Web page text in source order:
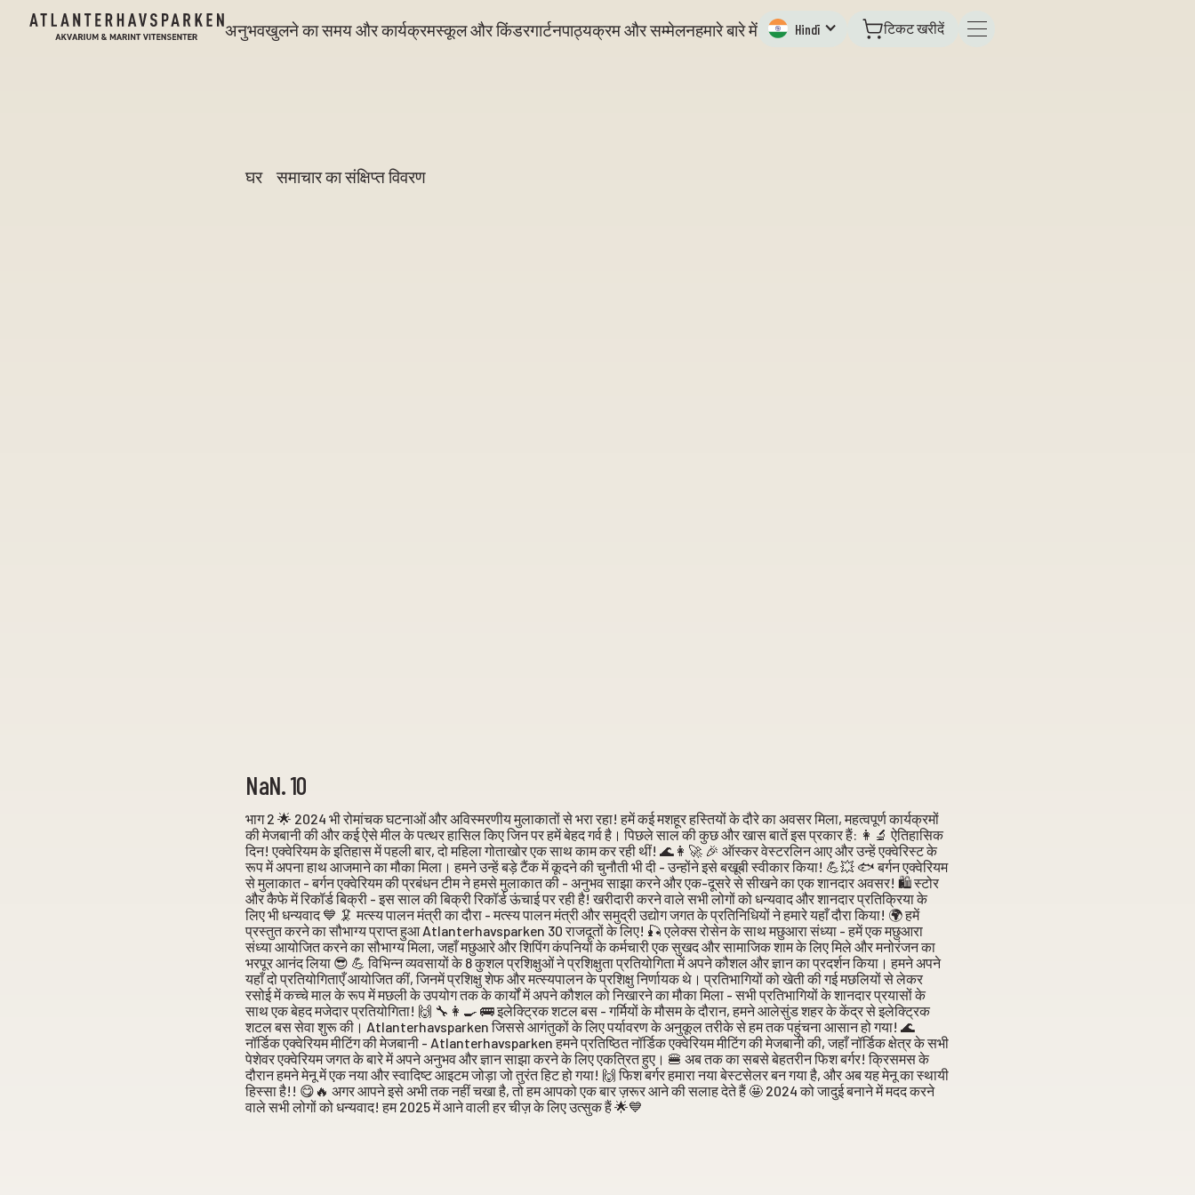
अनुभवखुलने का समय और कार्यक्रमस्कूल और किंडरगार्टनपाठ्यक्रम और सम्मेलनहमारे बारे में Hindī टिकट खरीदें
घर समाचार का संक्षिप्त विवरण
NaN. 10
भाग 2 🌟 2024 भी रोमांचक घटनाओं और अविस्मरणीय मुलाकातों से भरा रहा! हमें कई मशहूर हस्तियों के दौरे का अवसर मिला, महत्वपूर्ण कार्यक्रमों
की मेजबानी की और कई ऐसे मील के पत्थर हासिल किए जिन पर हमें बेहद गर्व है। पिछले साल की कुछ और खास बातें इस प्रकार हैं: 👩‍🔬 ऐतिहासिक
दिन! एक्वेरियम के इतिहास में पहली बार, दो महिला गोताखोर एक साथ काम कर रही थीं! 🌊👩‍🚀 🎉 ऑस्कर वेस्टरलिन आए और उन्हें एक्वेरिस्ट के
रूप में अपना हाथ आजमाने का मौका मिला। हमने उन्हें बड़े टैंक में कूदने की चुनौती भी दी - उन्होंने इसे बखूबी स्वीकार किया! 💪💥 🐟 बर्गन एक्वेरियम
से मुलाकात - बर्गन एक्वेरियम की प्रबंधन टीम ने हमसे मुलाकात की - अनुभव साझा करने और एक-दूसरे से सीखने का एक शानदार अवसर! 🛍️ स्टोर
और कैफे में रिकॉर्ड बिक्री - इस साल की बिक्री रिकॉर्ड ऊंचाई पर रही है! खरीदारी करने वाले सभी लोगों को धन्यवाद और शानदार प्रतिक्रिया के
लिए भी धन्यवाद 💙 🦑 मत्स्य पालन मंत्री का दौरा - मत्स्य पालन मंत्री और समुद्री उद्योग जगत के प्रतिनिधियों ने हमारे यहाँ दौरा किया! 🌍 हमें
प्रस्तुत करने का सौभाग्य प्राप्त हुआ Atlanterhavsparken 30 राजदूतों के लिए! 🎣 एलेक्स रोसेन के साथ मछुआरा संध्या - हमें एक मछुआरा
संध्या आयोजित करने का सौभाग्य मिला, जहाँ मछुआरे और शिपिंग कंपनियों के कर्मचारी एक सुखद और सामाजिक शाम के लिए मिले और मनोरंजन का
भरपूर आनंद लिया 😎 💪 विभिन्न व्यवसायों के 8 कुशल प्रशिक्षुओं ने प्रशिक्षुता प्रतियोगिता में अपने कौशल और ज्ञान का प्रदर्शन किया। हमने अपने
यहाँ दो प्रतियोगिताएँ आयोजित कीं, जिनमें प्रशिक्षु शेफ और मत्स्यपालन के प्रशिक्षु निर्णायक थे। प्रतिभागियों को खेती की गई मछलियों से लेकर
रसोई में कच्चे माल के रूप में मछली के उपयोग तक के कार्यों में अपने कौशल को निखारने का मौका मिला - सभी प्रतिभागियों के शानदार प्रयासों के
साथ एक बेहद मजेदार प्रतियोगिता! 🙌 🔧👩‍🍳 🚌 इलेक्ट्रिक शटल बस - गर्मियों के मौसम के दौरान, हमने आलेसुंड शहर के केंद्र से इलेक्ट्रिक
शटल बस सेवा शुरू की। Atlanterhavsparken जिससे आगंतुकों के लिए पर्यावरण के अनुकूल तरीके से हम तक पहुंचना आसान हो गया! 🌊
नॉर्डिक एक्वेरियम मीटिंग की मेजबानी - Atlanterhavsparken हमने प्रतिष्ठित नॉर्डिक एक्वेरियम मीटिंग की मेजबानी की, जहाँ नॉर्डिक क्षेत्र के सभी
पेशेवर एक्वेरियम जगत के बारे में अपने अनुभव और ज्ञान साझा करने के लिए एकत्रित हुए। 🍔 अब तक का सबसे बेहतरीन फिश बर्गर! क्रिसमस के
दौरान हमने मेनू में एक नया और स्वादिष्ट आइटम जोड़ा जो तुरंत हिट हो गया! 🙌 फिश बर्गर हमारा नया बेस्टसेलर बन गया है, और अब यह मेनू का स्थायी
हिस्सा है!! 😋🔥 अगर आपने इसे अभी तक नहीं चखा है, तो हम आपको एक बार ज़रूर आने की सलाह देते हैं 🤩 2024 को जादुई बनाने में मदद करने
वाले सभी लोगों को धन्यवाद! हम 2025 में आने वाली हर चीज़ के लिए उत्सुक हैं 🌟💙